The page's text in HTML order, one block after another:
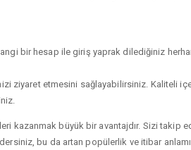
bir hesap ile giriş yaprak dilediğiniz
ziyaret etmesini sağlayabilirsiniz. Kaliteli
kazanmak büyük bir avantajdır. Sizi takip
bu da artan popülerlik ve itibar